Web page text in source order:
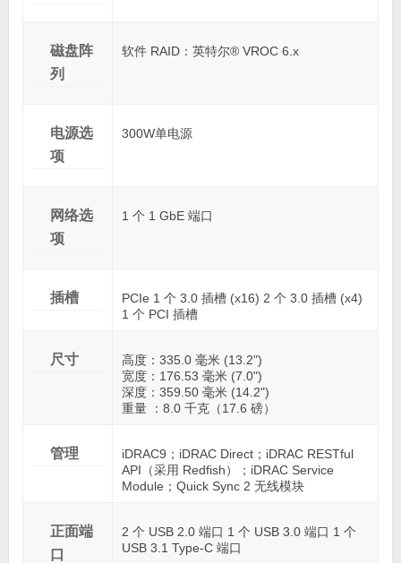
磁盘阵
列
软件 RAID：英特尔® VROC 6.x
电源选
项
300W单电源
网络选
项
1 个 1 GbE 端口
插槽
PCIe 1 个 3.0 插槽 (x16) 2 个 3.0 插槽 (x4)
1 个 PCI 插槽
尺寸
高度：335.0 毫米 (13.2")
宽度：176.53 毫米 (7.0")
深度：359.50 毫米 (14.2")
重量 ：8.0 千克（17.6 磅）
管理
iDRAC9；iDRAC Direct；iDRAC RESTful
API（采用 Redfish）；iDRAC Service
Module；Quick Sync 2 无线模块
正面端
口
2 个 USB 2.0 端口 1 个 USB 3.0 端口 1 个
USB 3.1 Type-C 端口